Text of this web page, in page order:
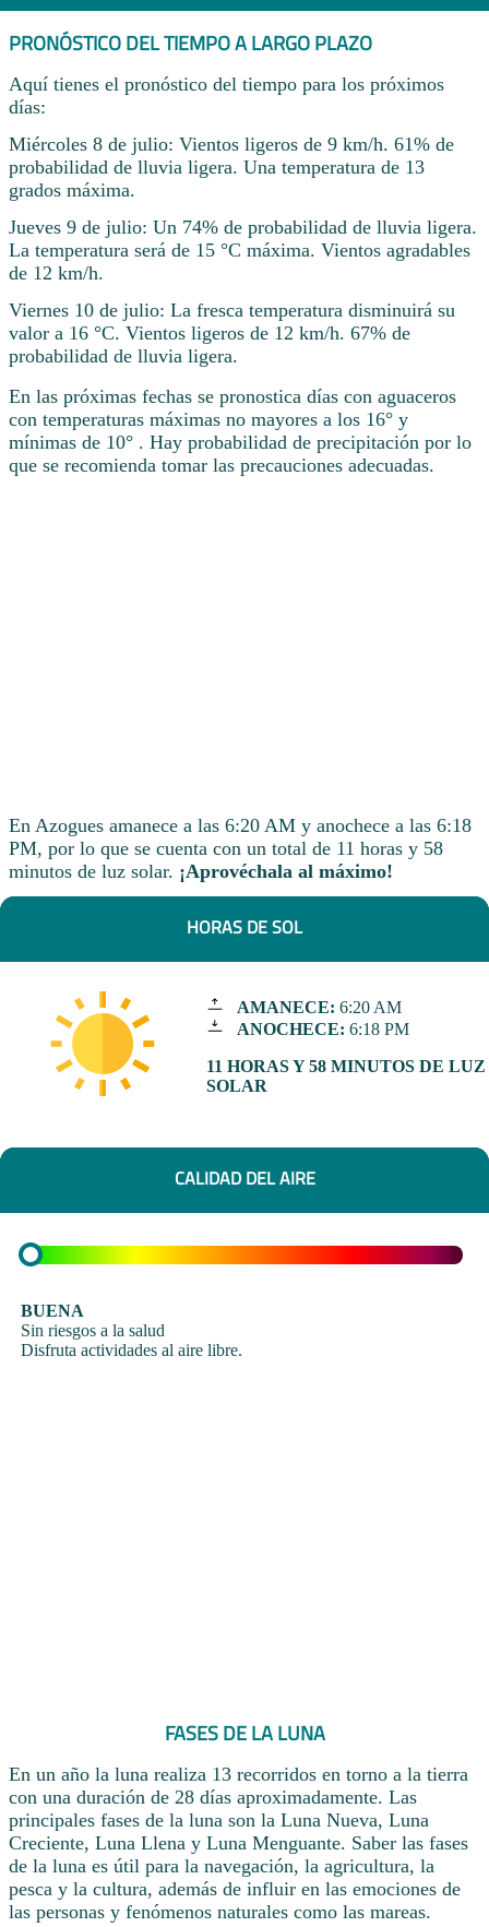
PRONÓSTICO DEL TIEMPO A LARGO PLAZO
Aquí tienes el pronóstico del tiempo para los próximos
días:
Miércoles 8 de julio: Vientos ligeros de 9 km/h. 61% de
probabilidad de lluvia ligera. Una temperatura de 13
grados máxima.
Jueves 9 de julio: Un 74% de probabilidad de lluvia ligera.
La temperatura será de 15 °C máxima. Vientos agradables
de 12 km/h.
Viernes 10 de julio: La fresca temperatura disminuirá su
valor a 16 °C. Vientos ligeros de 12 km/h. 67% de
probabilidad de lluvia ligera.
En las próximas fechas se pronostica días con aguaceros
con temperaturas máximas no mayores a los 16° y
mínimas de 10° . Hay probabilidad de precipitación por lo
que se recomienda tomar las precauciones adecuadas.
En Azogues amanece a las 6:20 AM y anochece a las 6:18
PM, por lo que se cuenta con un total de 11 horas y 58
minutos de luz solar. ¡Aprovéchala al máximo!
HORAS DE SOL
AMANECE: 6:20 AM
ANOCHECE: 6:18 PM
11 HORAS Y 58 MINUTOS DE LUZ
SOLAR
CALIDAD DEL AIRE
BUENA
Sin riesgos a la salud
Disfruta actividades al aire libre.
FASES DE LA LUNA
En un año la luna realiza 13 recorridos en torno a la tierra
con una duración de 28 días aproximadamente. Las
principales fases de la luna son la Luna Nueva, Luna
Creciente, Luna Llena y Luna Menguante. Saber las fases
de la luna es útil para la navegación, la agricultura, la
pesca y la cultura, además de influir en las emociones de
las personas y fenómenos naturales como las mareas.